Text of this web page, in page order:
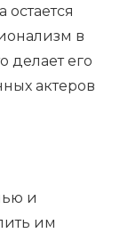
в
делает его
актеров
и
им